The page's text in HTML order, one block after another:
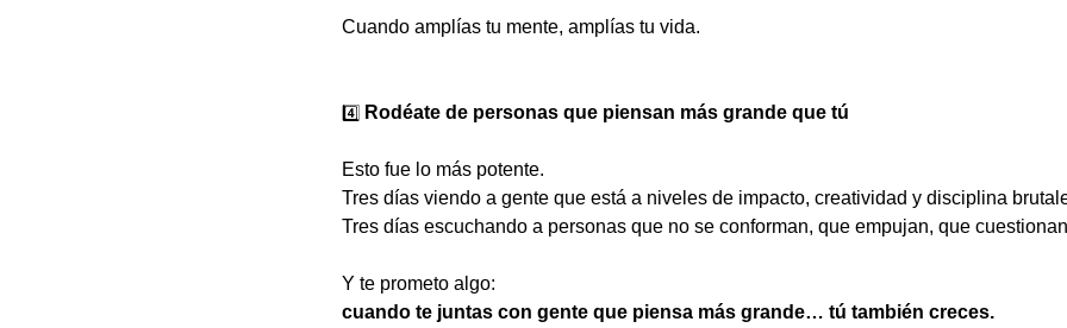
Cuando amplías tu mente, amplías tu vida.
4️⃣ Rodéate de personas que piensan más grande que tú
Esto fue lo más potente.
Tres días viendo a gente que está a niveles de impacto, creatividad y disciplina
Tres días escuchando a personas que no se conforman, que empujan, que
Y te prometo algo:
cuando te juntas con gente que piensa más grande… tú también creces.